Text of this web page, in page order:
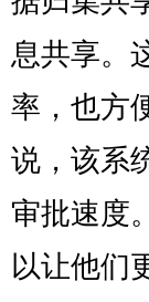
息共享。
率，也方
说，该系
审批速度
以让他们